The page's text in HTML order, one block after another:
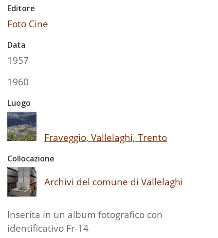
Editore
Foto Cine
Data
1957
1960
Luogo
Fraveggio, Vallelaghi, Trento
Collocazione
Archivi del comune di Vallelaghi
Inserita in un album fotografico con
identificativo Fr-14